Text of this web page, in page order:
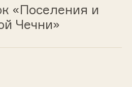
«Поселения и
Чечни»